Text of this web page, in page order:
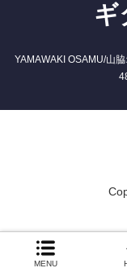
ギ
YAMAWAKI OSAMU/
MENU